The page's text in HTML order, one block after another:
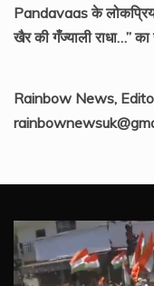
Pandavaas के लोकप्रिय
खैर की गँज्याली राधा…”
Rainbow News,
Video
Player